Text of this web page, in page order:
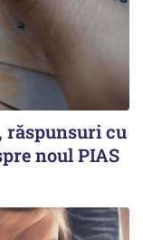
răspunsuri cu
noul PIAS